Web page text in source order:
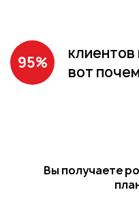
95%
вот
Вы получаете